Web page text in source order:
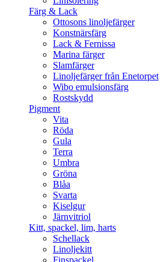
Färg & Lack
Ottosons linoljefärger
Konstnärsfärg
Lack & Fernissa
Marina färger
Slamfärger
Linoljefärger från Enetorpet
Wibo emulsionsfärg
Rostskydd
Pigment
Vita
Röda
Gula
Terra
Umbra
Gröna
Blåa
Svarta
Kiselgur
Järnvitriol
Kitt, spackel, lim, harts
Schellack
Linoljekitt
Finspackel